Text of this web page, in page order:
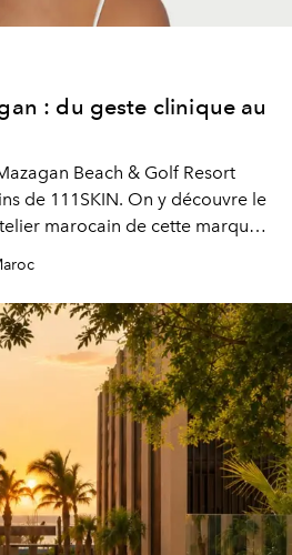
: du geste clinique au
Beach & Golf Resort
de 111SKIN. On y découvre le
marocain de cette marque
cabinet de chirurgie plastique
autour d'un actif breveté,